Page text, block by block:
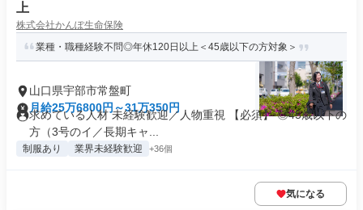
上
株式会社かんぽ生命保険
業種・職種経験不問◎年休120日以上＜45歳以下の方対象＞
山口県宇部市常盤町
月給25万6800円～31万350円
求めている人材 未経験歓迎／人物重視 【必須】 ◎45歳以下の
方（3号のイ／長期キャ...
制服あり 業界未経験歓迎 +36個
気になる